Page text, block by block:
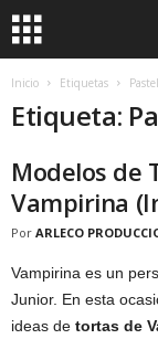
Inicio Etiquetas
Etiqueta:
Modelos de
Vampirina
Por ARLECO
Vampirina es un
Junior. En esta
ideas de tortas de